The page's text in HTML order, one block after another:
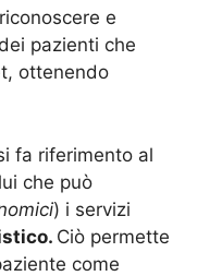
e
pazienti che
ottenendo
fa riferimento al
che può
) i servizi
Ciò permette
come